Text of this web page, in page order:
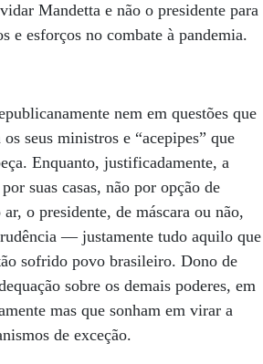
Mandetta e não o presidente para
e esforços no combate à pandemia.
nem em questões que
seus ministros e “acepipes” que
Enquanto, justificadamente, a
suas casas, não por opção de
o presidente, de máscara ou não,
— justamente tudo aquilo que
sofrido povo brasileiro. Dono de
sobre os demais poderes, em
mas que sonham em virar a
de exceção.